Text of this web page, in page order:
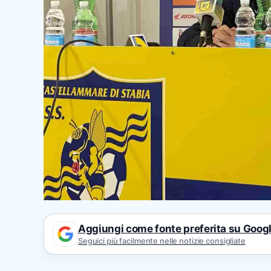
Aggiungi come fonte preferita su
Seguici più facilmente nelle notizie consigliate